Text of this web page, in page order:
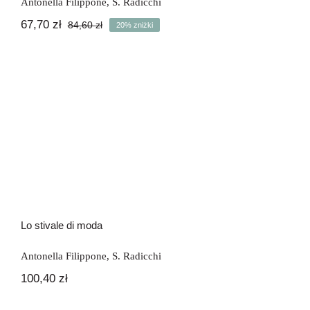
84,60złPierwotna
67,70 zł
Aktualna
20% zniżki
Lo stivale di moda
Antonella Filippone, S. Radicchi
100,40 zł